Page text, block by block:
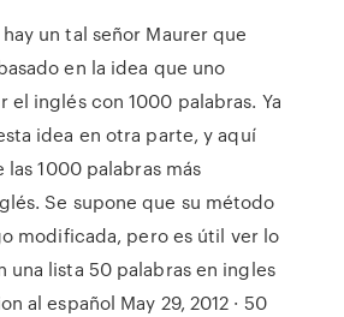
un tal señor Maurer que
en la idea que uno
el inglés con 1000 palabras. Ya
idea en otra parte, y aquí
1000 palabras más
Se supone que su método
modificada, pero es útil ver lo
una lista 50 palabras en ingles
al español May 29, 2012 · 50